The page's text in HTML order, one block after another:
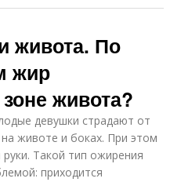
живота. По
жир
живота?
девушки страдают от
животе и боках. При этом
Такой тип ожирения
приходится